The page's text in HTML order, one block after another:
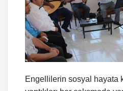
Engellilerin sosyal hayata